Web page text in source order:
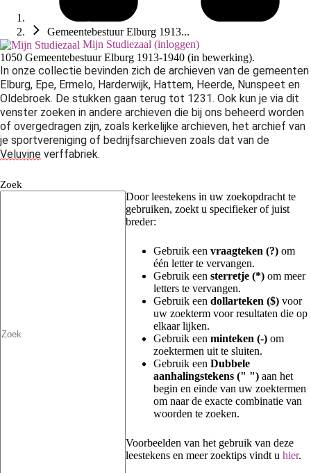
Gemeentebestuur Elburg 1913...
Mijn Studiezaal (inloggen)
1050 Gemeentebestuur Elburg 1913-1940 (in bewerking).
In onze collectie bevinden zich de archieven van de gemeenten
Elburg, Epe, Ermelo, Harderwijk, Hattem, Heerde, Nunspeet en
Oldebroek. De stukken gaan terug tot 1231. Ook kun je via dit
venster zoeken in andere archieven die bij ons beheerd worden
of overgedragen zijn, zoals kerkelijke archieven, het archief van
je sportvereniging of bedrijfsarchieven zoals dat van de
Veluvine verffabriek.
Zoek
Door leestekens in uw zoekopdracht te
gebruiken, zoekt u specifieker of juist
breder:
Gebruik een vraagteken (?) om
één letter te vervangen.
Gebruik een sterretje (*) om meer
letters te vervangen.
Gebruik een dollarteken ($) voor
uw zoekterm voor resultaten die op
elkaar lijken.
Gebruik een minteken (-) om
zoektermen uit te sluiten.
Gebruik een Dubbele
aanhalingstekens (" ") aan het
begin en einde van uw zoektermen
om naar de exacte combinatie van
woorden te zoeken.
Voorbeelden van het gebruik van deze
leestekens en meer zoektips vindt u hier.